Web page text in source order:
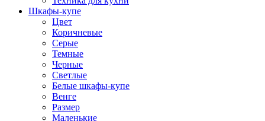
Шкафы-купе
Цвет
Коричневые
Серые
Темные
Черные
Светлые
Белые шкафы-купе
Венге
Размер
Маленькие